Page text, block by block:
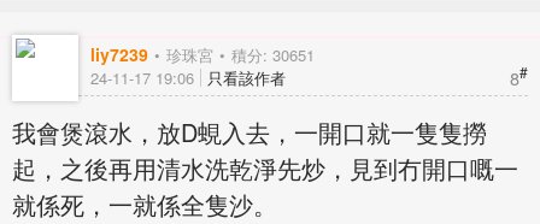
liy7239 珍珠宮 積分: 30651
8#
24-11-17 19:06 只看該作者
我會煲滾水，放D蜆入去，一開口就一隻隻撈
起，之後再用清水洗乾淨先炒，見到冇開口嘅一
就係死，一就係全隻沙。